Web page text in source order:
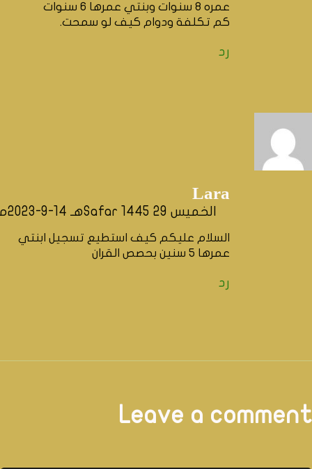
عمره ٨ سنوات وبنتي عمرها ٦ سنوات
كم تكلفة ودوام كيف لو سمحت.
رد
Lara
الخميس 29 Safar 1445هـ 14-9-2023م
السلام عليكم كيف استطيع تسجيل ابنتي
عمرها ٥ سنين بحصص القران
رد
Leave a comment